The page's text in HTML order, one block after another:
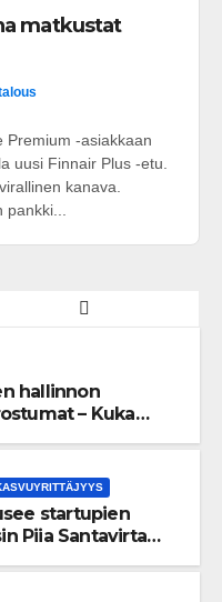
matkustat
Premium -asiakkaan
uusi Finnair Plus -etu.
kanava.
hallinnon
– Kuka
startupien
Piia Santavirta